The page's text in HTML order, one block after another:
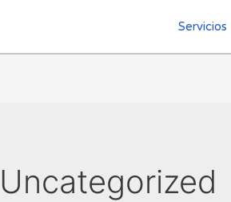
Servicios
Uncategorized